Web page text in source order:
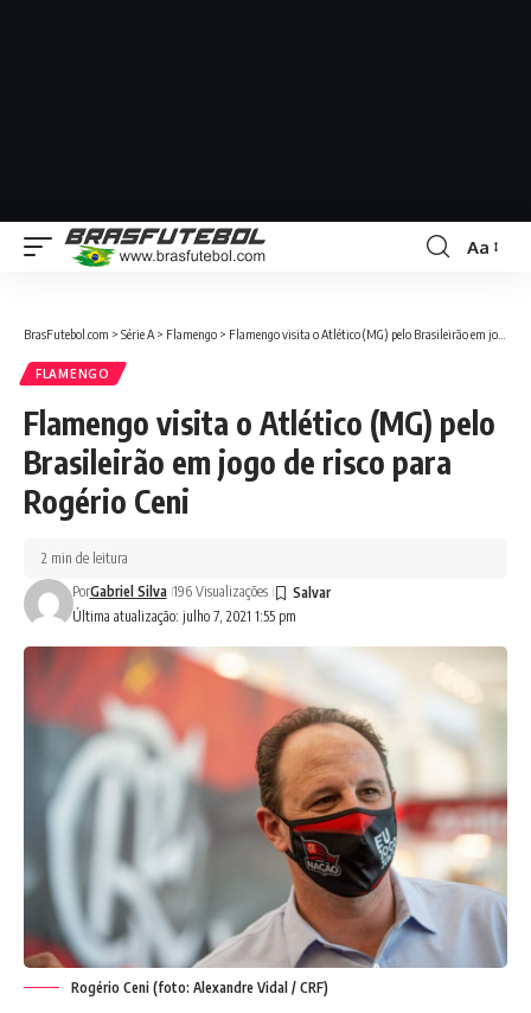
Aa
BrasFutebol.com > Série A > Flamengo > Flamengo visita o Atlético (MG) pelo Brasileirão em jogo de risco para Rogério Ceni
FLAMENGO
Flamengo visita o Atlético (MG) pelo
Brasileirão em jogo de risco para
Rogério Ceni
Última atualização: julho 7, 2021 1:55 pm
PorGabriel Silva 196 Visualizações
2 min de leitura
Rogério Ceni (foto: Alexandre Vidal / CRF)